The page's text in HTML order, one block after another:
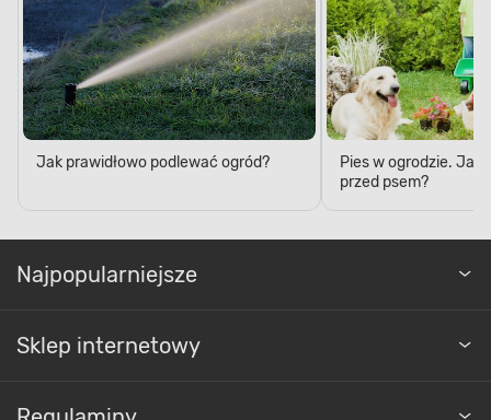
Jak prawidłowo podlewać ogród?
Pies w ogrodzie. Jak
przed psem?
Najpopularniejsze
Sklep internetowy